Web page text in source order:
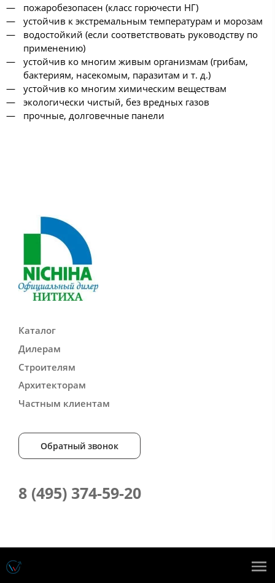
пожаробезопасен (класс горючести НГ)
устойчив к экстремальным температурам и морозам
водостойкий (если соответствовать руководству по
применению)
устойчив ко многим живым организмам (грибам,
бактериям, насекомым, паразитам и т. д.)
устойчив ко многим химическим веществам
экологически чистый, без вредных газов
прочные, долговечные панели
Каталог
Дилерам
Строителям
Архитекторам
Частным клиентам
Обратный звонок
8 (495) 374-59-20